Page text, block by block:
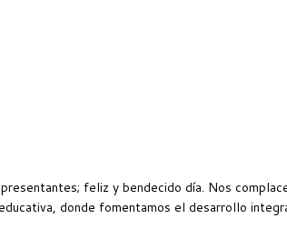
feliz y bendecido día. Nos
donde fomentamos el desarrollo